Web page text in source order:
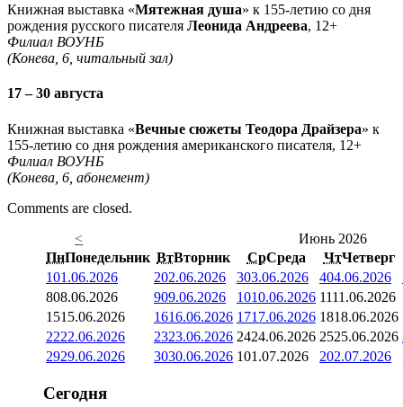
Книжная выставка «Мятежная душа» к 155-летию со дня
рождения русского писателя Леонида Андреева, 12+
Филиал ВОУНБ
(Конева, 6, читальный зал)
17 – 30 августа
Книжная выставка «Вечные сюжеты Теодора Драйзера» к
155-летию со дня рождения американского писателя, 12+
Филиал ВОУНБ
(Конева, 6, абонемент)
Comments are closed.
<
Июнь 2026
ПнПонедельник ВтВторник СрСреда ЧтЧетверг
101.06.2026 202.06.2026 303.06.2026 404.06.2026
808.06.2026 909.06.2026 1010.06.2026 1111.06.2026
1515.06.2026 1616.06.2026 1717.06.2026 1818.06.2026
2222.06.2026 2323.06.2026 2424.06.2026 2525.06.2026
2929.06.2026 3030.06.2026 101.07.2026 202.07.2026
Сегодня